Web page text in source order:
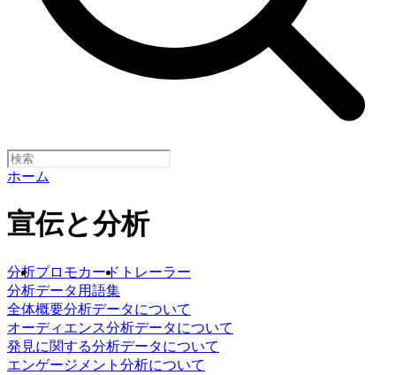
ホーム
宣伝と分析
分析プロモカード トレーラー
分析データ用語集
全体概要分析データについて
オーディエンス分析データについて
発見に関する分析データについて
エンゲージメント分析について